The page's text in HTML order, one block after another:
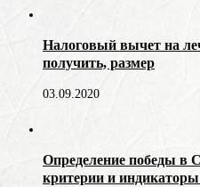
Налоговый вычет на
получить, размер
03.09.2020
Определение победы
критерии и индикаторы